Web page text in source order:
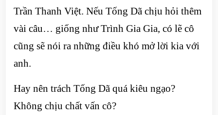
Trần Thanh Việt. Nếu Tống Dã chịu hỏi thêm
vài câu… giống như Trình Gia Gia, có lẽ cô
cũng sẽ nói ra những điều khó mở lời kia với
anh.
Hay nên trách Tống Dã quá kiêu ngạo?
Không chịu chất vấn cô?